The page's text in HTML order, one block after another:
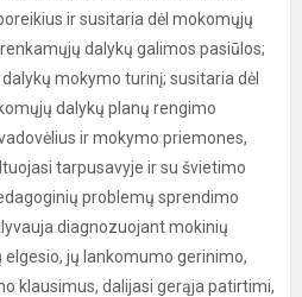
ir susitaria dėl mokomųjų
dalykų galimos pasiūlos;
mokymo turinį; susitaria dėl
dalykų planų rengimo
ir mokymo priemones,
tarpusavyje ir su švietimo
problemų sprendimo
diagnozuojant mokinių
jų lankomumo gerinimo,
klausimus, dalijasi gerąja patirtimi,